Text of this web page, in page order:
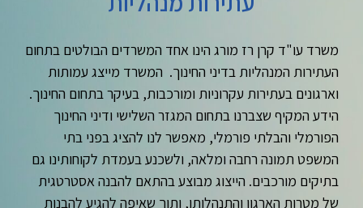
משרד עו"ד קרן רז מורג הינו אחד המשרדים הבולטים בתחום
העתירות המנהליות בדיני החינוך. המשרד מייצג עמותות
וארגונים בעתירות עקרוניות ומורכבות, בעיקר בתחום החינוך.
הידע המקיף שצברנו בתחום המגזר השלישי ודיני החינוך
הפורמלי והבלתי פורמלי, מאפשר לנו להציג בפני בתי
המשפט תמונה רחבה ומלאה, ולשכנע בעמדת לקוחותינו גם
בתיקים מורכבים. הייצוג מבוצע בהתאם להבנה אסטרטגית
של מטרות הארגון והתנהלותו, ותוך שאיפה להגיע להבנות